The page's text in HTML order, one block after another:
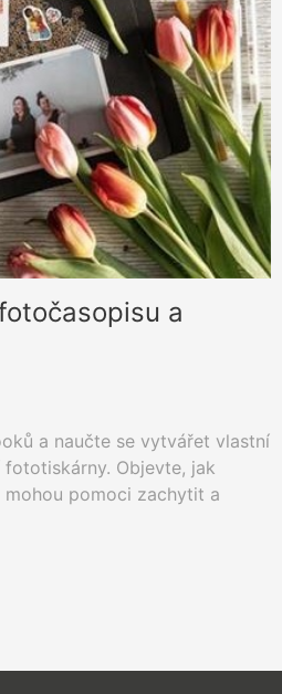
a
a naučte se vytvářet vlastní
Objevte, jak
mohou pomoci zachytit a